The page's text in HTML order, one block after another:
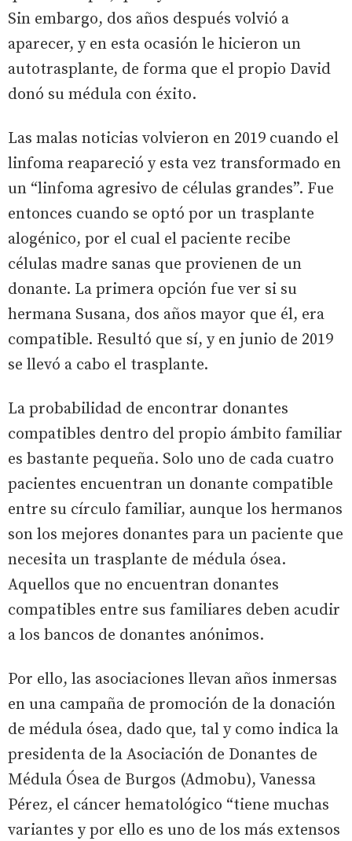
Sin embargo, dos años después volvió a
aparecer, y en esta ocasión le hicieron un
autotrasplante, de forma que el propio David
donó su médula con éxito.
Las malas noticias volvieron en 2019 cuando el
linfoma reapareció y esta vez transformado en
un “linfoma agresivo de células grandes”. Fue
entonces cuando se optó por un trasplante
alogénico, por el cual el paciente recibe
células madre sanas que provienen de un
donante. La primera opción fue ver si su
hermana Susana, dos años mayor que él, era
compatible. Resultó que sí, y en junio de 2019
se llevó a cabo el trasplante.
La probabilidad de encontrar donantes
compatibles dentro del propio ámbito familiar
es bastante pequeña. Solo uno de cada cuatro
pacientes encuentran un donante compatible
entre su círculo familiar, aunque los hermanos
son los mejores donantes para un paciente que
necesita un trasplante de médula ósea.
Aquellos que no encuentran donantes
compatibles entre sus familiares deben acudir
a los bancos de donantes anónimos.
Por ello, las asociaciones llevan años inmersas
en una campaña de promoción de la donación
de médula ósea, dado que, tal y como indica la
presidenta de la Asociación de Donantes de
Médula Ósea de Burgos (Admobu), Vanessa
Pérez, el cáncer hematológico “tiene muchas
variantes y por ello es uno de los más extensos